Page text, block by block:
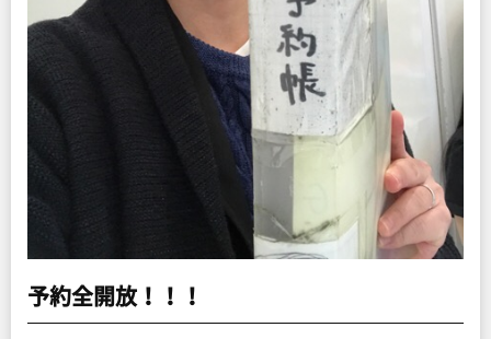
予約全開放！！！